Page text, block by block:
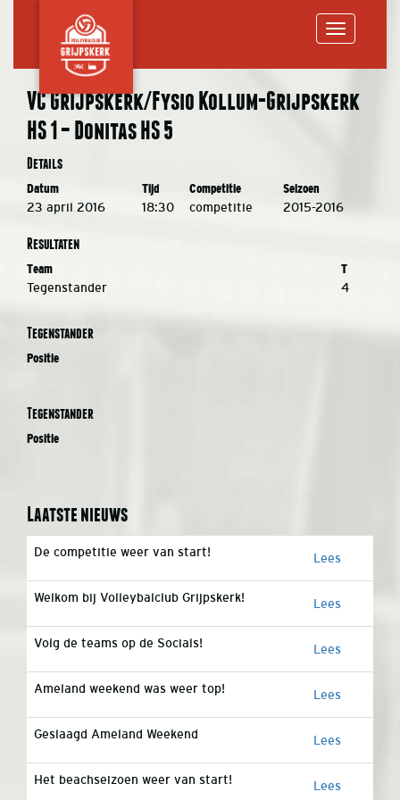
VC Grijpskerk/Fysio Kollum-Grijpskerk
HS 1 – Donitas HS 5
Details
Datum Tijd Competitie Seizoen
23 april 2016 18:30 competitie 2015-2016
Resultaten
Team T
Tegenstander 4
Tegenstander
Positie
Tegenstander
Positie
Laatste nieuws
De competitie weer van start! Lees
Welkom bij Volleybalclub Grijpskerk! Lees
Volg de teams op de Socials! Lees
Ameland weekend was weer top! Lees
Geslaagd Ameland Weekend Lees
Het beachseizoen weer van start! Lees